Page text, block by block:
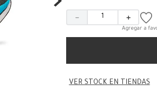
＋
－
VER STOCK EN TIENDAS